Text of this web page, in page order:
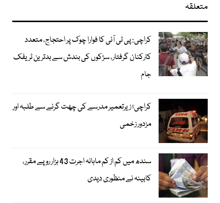
متعلقہ
کراچی: پی ٹی آئی کا فوارا چوک پر احتجاج، متعدد
کارکنان گرفتار، سڑکوں کی بندش سے بدترین ٹریفک
جام
کراچی؛ زیرتعمیر مدرسے کی چھت گرنے سے طلبہ اور
مزدور زخمی
سندھ میں کم از کم ماہانہ اجرت 43 ہزار روپے مقرر،
کابینہ نے منظوری دیدی